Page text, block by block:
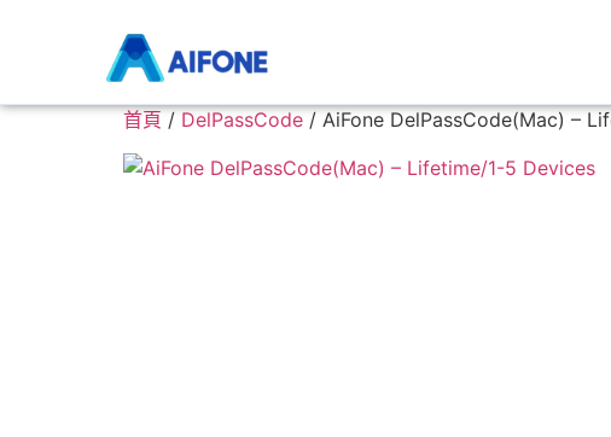
Whatsapp轉移對話工具Android資料復原工具iPhone資料復原工具
首頁 / DelPassCode / AiFone DelPassCode(Mac) –